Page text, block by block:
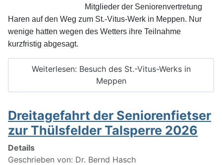
Mitglieder der Seniorenvertretung
Haren auf den Weg zum St.-Vitus-Werk in Meppen. Nur
wenige hatten wegen des Wetters ihre Teilnahme
kurzfristig abgesagt.
Weiterlesen: Besuch des St.-Vitus-Werks in
Meppen
Dreitagefahrt der Seniorenfietser
zur Thülsfelder Talsperre 2026
Details
Geschrieben von: Dr. Bernd Hasch